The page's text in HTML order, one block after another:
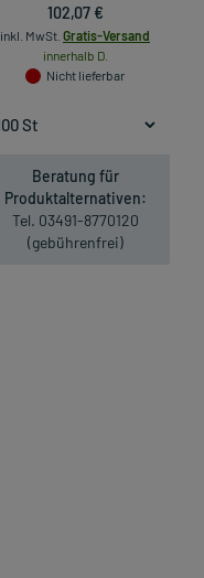
102,07 €
inkl. MwSt. Gratis-Versand
innerhalb D.
Nicht lieferbar
Beratung für
Produktalternativen:
Tel. 03491-8770120
(gebührenfrei)